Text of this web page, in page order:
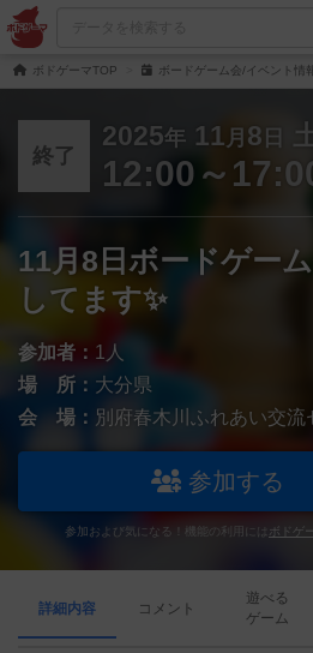
ボドゲーマTOP ボードゲーム会/イベント情
終了
2025年 11 月 8 日
12:00～
11月8日ボードゲー
してます✨
参加者： 1人
場 所： 大分県
会 場： 別府春木川ふれあい交流
参加する
参加および気になる！機能の利用には ボドゲ
詳細内容 コメント
遊べる
ゲーム